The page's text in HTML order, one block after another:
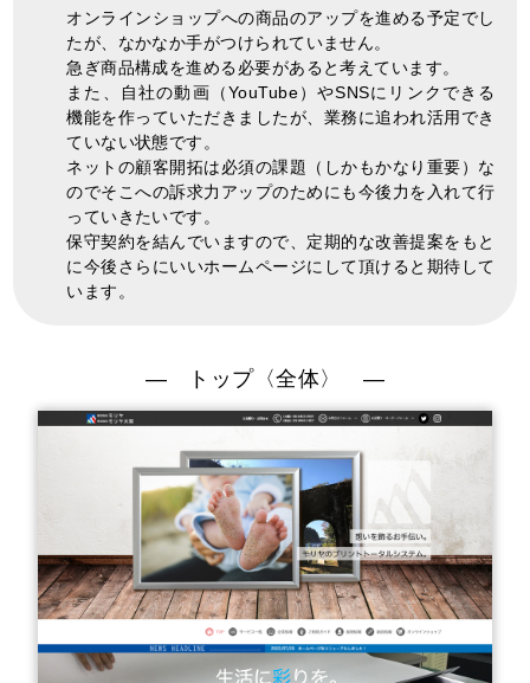
オンラインショップへの商品のアップを進める予定でし
たが、なかなか⼿がつけられていません。
急ぎ商品構成を進める必要があると考えています。
また、⾃社の動画（YouTube）やSNSにリンクできる
機能を作っていただきましたが、業務に追われ活用でき
ていない状態です。
ネットの顧客開拓は必須の課題（しかもかなり重要）な
のでそこへの訴求⼒アップのためにも今後力を入れて行
っていきたいです。
保守契約を結んでいますので、定期的な改善提案をもと
に今後さらにいいホームページにして頂けると期待して
います。
トップ〈全体〉